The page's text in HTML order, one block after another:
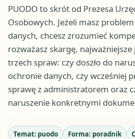
PUODO to skrót od Prezesa
Osobowych. Jeżeli masz
danych, chcesz zrozumieć
rozważasz skargę,
trzech spraw: czy doszło do
ochronie danych, czy wcześniej
sprawę z administratorem oraz
naruszenie konkretnymi
Temat: puodo Forma: poradnik